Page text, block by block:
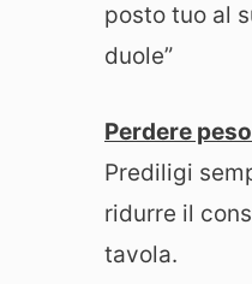
posto tuo al
duole”
Perdere
Prediligi
ridurre il
tavola.